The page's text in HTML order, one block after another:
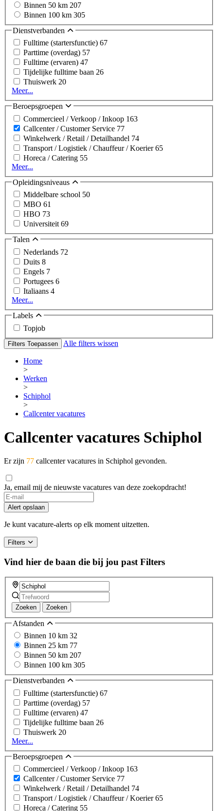
Binnen 50 km 207
Binnen 100 km 305
Dienstverbanden
Fulltime (startersfunctie) 67
Parttime (overdag) 57
Fulltime (ervaren) 47
Tijdelijke fulltime baan 26
Thuiswerk 20
Meer...
Beroepsgroepen
Commercieel / Verkoop / Inkoop 163
Callcenter / Customer Service 77
Winkelwerk / Retail / Detailhandel 74
Transport / Logistiek / Chauffeur / Koerier65
Horeca / Catering 55
Meer...
Opleidingsniveaus
Middelbare school 50
MBO 61
HBO 73
Universiteit69
Talen
Nederlands 72
Duits 8
Engels 7
Portugees 6
Italiaans 4
Meer...
Labels
Topjob
Filters Toepassen Alle filters wissen
Home
>
Werken
>
Schiphol
>
Callcenter vacatures
Callcenter vacatures Schiphol
Er zijn 77 callcenter vacatures in Schiphol gevonden.
Ja, email mij de nieuwste vacatures van deze zoekopdracht!
If
you
are
a
ignore
this
field
Alert opslaan
Je kunt vacature-alerts op elk moment uitzetten.
Filters
Vind hier de baan die bij jou past Filters
Zoeken Zoeken
Afstanden
Binnen 10 km 32
Binnen 25 km 77
Binnen 50 km 207
Binnen 100 km 305
Dienstverbanden
Fulltime (startersfunctie) 67
Parttime (overdag) 57
Fulltime (ervaren) 47
Tijdelijke fulltime baan 26
Thuiswerk 20
Meer...
Beroepsgroepen
Commercieel / Verkoop / Inkoop 163
Callcenter / Customer Service 77
Winkelwerk / Retail / Detailhandel 74
Transport / Logistiek / Chauffeur / Koerier65
Horeca / Catering 55